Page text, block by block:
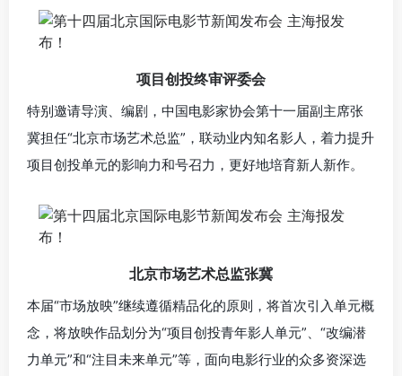
项目创投终审评委会
特别邀请导演、编剧，中国电影家协会第十一届副主席张
冀担任“北京市场艺术总监”，联动业内知名影人，着力提升
项目创投单元的影响力和号召力，更好地培育新人新作。
北京市场艺术总监张冀
本届“市场放映”继续遵循精品化的原则，将首次引入单元概
念，将放映作品划分为“项目创投青年影人单元”、“改编潜
力单元”和“注目未来单元”等，面向电影行业的众多资深选